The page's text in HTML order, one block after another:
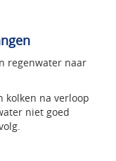
regenwater naar
kolken na verloop
niet goed